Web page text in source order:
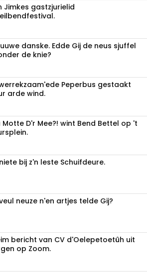
Jimkes gastzjurielid
danske. Edde Gij de neus sjuffel
de knie?
Peperbus gestaakt
arde wind.
Motte D'r Mee?! wint Bend Bettel op 't
bij z'n leste Schuifdeure.
neuze n'en artjes telde Gij?
bericht van CV d'Oelepetoetûh uit
op Zoom.